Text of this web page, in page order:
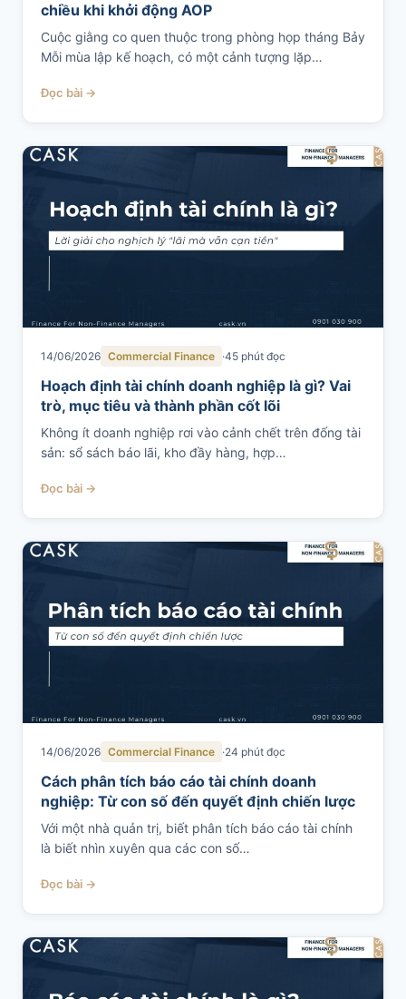
chiều khi khởi động AOP
Cuộc giằng co quen thuộc trong phòng họp tháng Bảy
Mỗi mùa lập kế hoạch, có một cảnh tượng lặp…
Đọc bài →
14/06/2026 Commercial Finance 45 phút đọc
Hoạch định tài chính doanh nghiệp là gì? Vai
trò, mục tiêu và thành phần cốt lõi
Không ít doanh nghiệp rơi vào cảnh chết trên đống tài
sản: sổ sách báo lãi, kho đầy hàng, hợp…
Đọc bài →
14/06/2026 Commercial Finance 24 phút đọc
Cách phân tích báo cáo tài chính doanh
nghiệp: Từ con số đến quyết định chiến lược
Với một nhà quản trị, biết phân tích báo cáo tài chính
là biết nhìn xuyên qua các con số…
Đọc bài →